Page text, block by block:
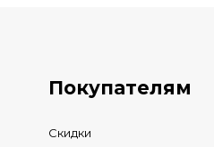
Покупателям
Скидки